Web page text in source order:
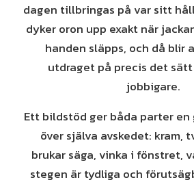
dagen tillbringas på var sitt
dyker oron upp exakt när
handen släpps, och då blir
utdraget på precis det
jobbigare.
Ett bildstöd ger båda parter en
över själva avskedet: kram,
brukar säga, vinka i fönstret,
stegen är tydliga och